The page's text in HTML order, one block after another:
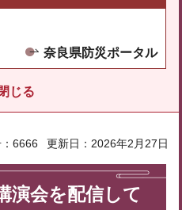
奈良県防災ポータル
じる
6666 更新日：2026年2月27日
演会を配信して